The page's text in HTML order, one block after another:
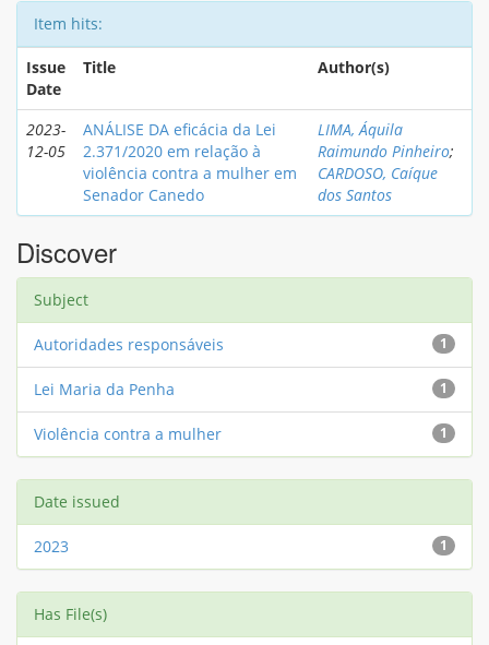
Item hits:
Issue
Date
Title Author(s)
2023-
12-05
ANÁLISE DA eficácia da Lei
2.371/2020 em relação à
violência contra a mulher em
Senador Canedo
LIMA, Áquila
Raimundo Pinheiro;
CARDOSO, Caíque
dos Santos
Discover
Subject
1
Autoridades responsáveis
1
Lei Maria da Penha
1
Violência contra a mulher
Date issued
1
2023
Has File(s)